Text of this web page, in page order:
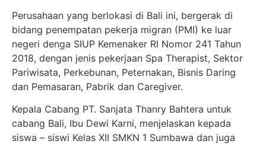
Perusahaan yang berlokasi di Bali ini, bergerak di
bidang penempatan pekerja migran (PMI) ke luar
negeri denga SIUP Kemenaker RI Nomor 241 Tahun
2018, dengan jenis pekerjaan Spa Therapist, Sektor
Pariwisata, Perkebunan, Peternakan, Bisnis Daring
dan Pemasaran, Pabrik dan Caregiver.
Kepala Cabang PT. Sanjata Thanry Bahtera untuk
cabang Bali, Ibu Dewi Karni, menjelaskan kepada
siswa – siswi Kelas XII SMKN 1 Sumbawa dan juga